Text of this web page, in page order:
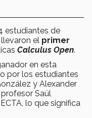
4 estudiantes de
el primer
Calculus Open.
en esta
por los estudiantes
y Alexander
Saúl
lo que significa